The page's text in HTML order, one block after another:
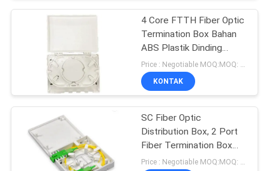
4 Core FTTH Fiber Optic
Termination Box Bahan
ABS Plastik Dinding
Mount
Price : Negotiable MOQ:MOQ: 100 pcs
KONTAK
SC Fiber Optic
Distribution Box, 2 Port
Fiber Termination Box
Wall Mount